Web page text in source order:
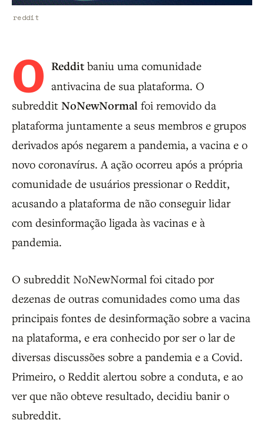
reddit
O Reddit baniu uma comunidade
antivacina de sua plataforma. O
subreddit NoNewNormal foi removido da
plataforma juntamente a seus membros e grupos
derivados após negarem a pandemia, a vacina e o
novo coronavírus. A ação ocorreu após a própria
comunidade de usuários pressionar o Reddit,
acusando a plataforma de não conseguir lidar
com desinformação ligada às vacinas e à
pandemia.
O subreddit NoNewNormal foi citado por
dezenas de outras comunidades como uma das
principais fontes de desinformação sobre a vacina
na plataforma, e era conhecido por ser o lar de
diversas discussões sobre a pandemia e a Covid.
Primeiro, o Reddit alertou sobre a conduta, e ao
ver que não obteve resultado, decidiu banir o
subreddit.